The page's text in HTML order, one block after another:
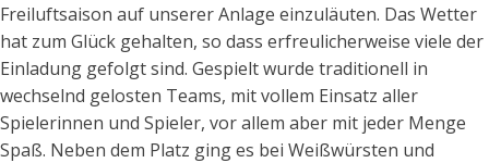
Freiluftsaison auf unserer Anlage einzuläuten. Das Wetter
hat zum Glück gehalten, so dass erfreulicherweise viele der
Einladung gefolgt sind. Gespielt wurde traditionell in
wechselnd gelosten Teams, mit vollem Einsatz aller
Spielerinnen und Spieler, vor allem aber mit jeder Menge
Spaß. Neben dem Platz ging es bei Weißwürsten und